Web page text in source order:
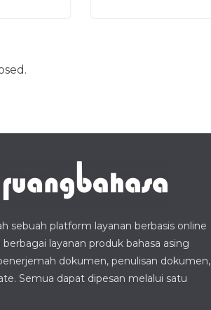
sebuah platform layanan berbasis online
layanan produk bahasa asing
dokumen, penulisan dokumen,
Semua dapat dipesan melalui satu